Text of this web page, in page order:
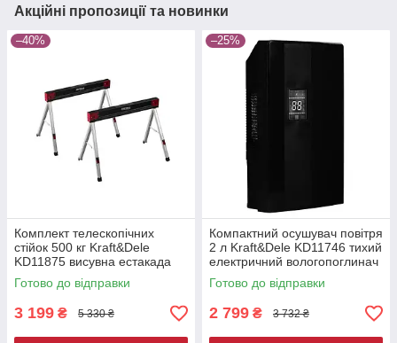
Акційні пропозиції та новинки
–40%
Комплект телескопічних
стійок 500 кг Kraft&Dele
KD11875 висувна естакада
Готово до відправки
3 199 ₴ 5 330 ₴
–25%
Компактний осушувач повітря
2 л Kraft&Dele KD11746 тихий
електричний вологопоглинач
Готово до відправки
2 799 ₴ 3 732 ₴